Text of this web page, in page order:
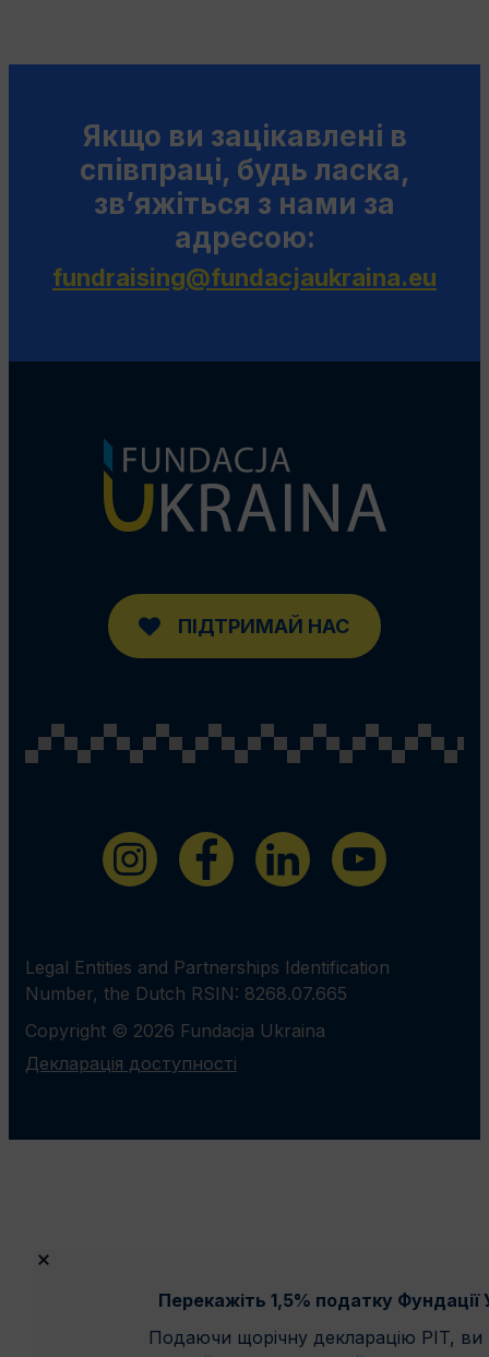
Якщо ви зацікавлені в
співпраці, будь ласка,
зв’яжіться з нами за
адресою:
fundraising@fundacjaukraina.eu
ПІДТРИМАЙ НАС
Legal Entities and Partnerships Identification
Number, the Dutch RSIN: 8268.07.665
Copyright © 2026 Fundacja Ukraina
Декларація доступності
Перекажіть 1,5% податку Фундації
Подаючи щорічну декларацію PIT,